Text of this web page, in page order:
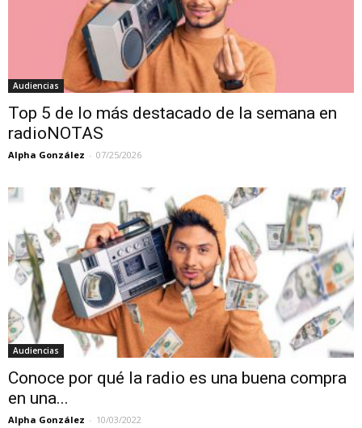
Audiencias
Top 5 de lo más destacado de la semana en
radioNOTAS
Alpha González - 07/25/2026
Audiencias
Conoce por qué la radio es una buena compra
en una...
Alpha González - 10/03/2022